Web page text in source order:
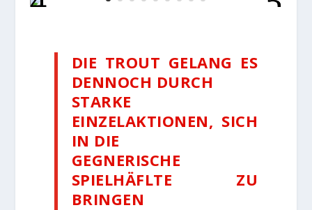
DIE TROUT GELANG ES
DENNOCH DURCH
STARKE
EINZELAKTIONEN, SICH
IN DIE
GEGNERISCHE
SPIELHÄFLTE ZU
BRINGEN